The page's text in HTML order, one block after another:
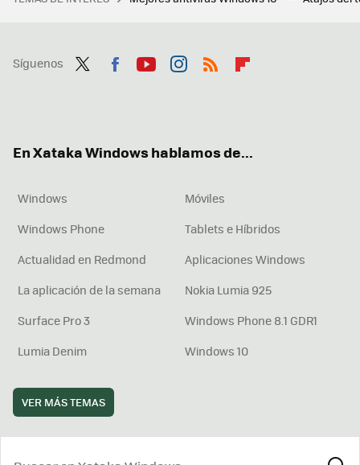
Síguenos
En Xataka Windows hablamos de...
Windows
Móviles
Windows Phone
Tablets e Híbridos
Actualidad en Redmond
Aplicaciones Windows
La aplicación de la semana
Nokia Lumia 925
Surface Pro 3
Windows Phone 8.1 GDR1
Lumia Denim
Windows 10
VER MÁS TEMAS